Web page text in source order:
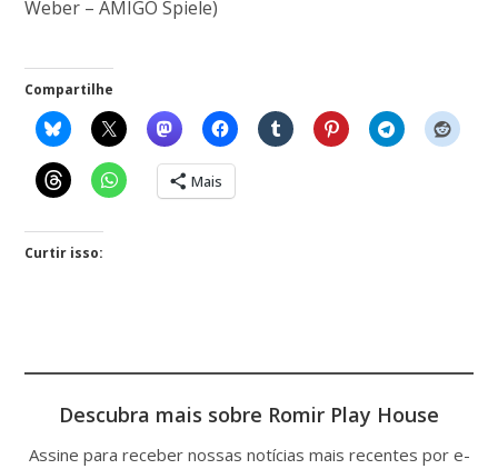
Weber – AMIGO Spiele)
Compartilhe
Mais
Curtir isso:
Descubra mais sobre Romir Play House
Assine para receber nossas notícias mais recentes por e-